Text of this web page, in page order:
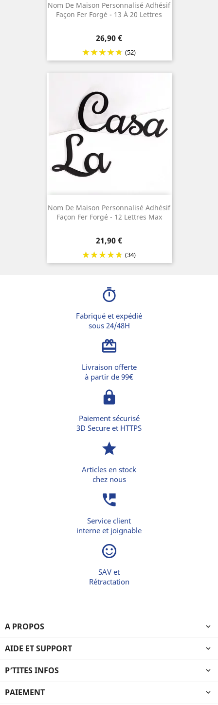
Nom De Maison Personnalisé Adhésif
Façon Fer Forgé - 13 À 20 Lettres
Prix
26,90 €
(52)
Nom De Maison Personnalisé Adhésif
Façon Fer Forgé - 12 Lettres Max
Prix
21,90 €
(34)
timer
Fabriqué et expédié
sous 24/48H
card_giftcard
Livraison offerte
à partir de 99€
lock
Paiement sécurisé
3D Secure et HTTPS
star
Articles en stock
chez nous
perm_phone_msg
Service client
interne et joignable
sentiment_satisfied_alt
SAV et
Rétractation
A PROPOS 
AIDE ET SUPPORT 
P’TITES INFOS 
PAIEMENT 